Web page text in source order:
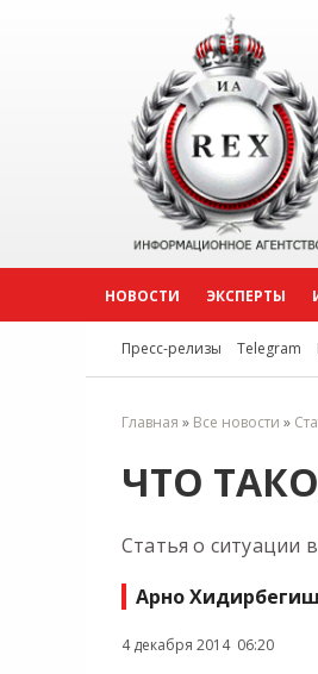
НОВОСТИ ЭКСПЕРТЫ
Пресс-релизы Telegram
Главная » Все новости »
ЧТО
Статья о ситуации
Арно
4 декабря 2014 06:20